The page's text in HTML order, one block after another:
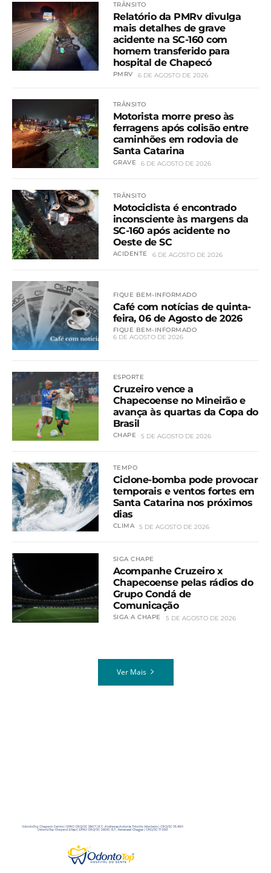
TRÂNSITO
Relatório da PMRv divulga
mais detalhes de grave
acidente na SC-160 com
homem transferido para
hospital de Chapecó
PMRV 6 DE AGOSTO DE 2026
TRÂNSITO
Motorista morre preso às
ferragens após colisão entre
caminhões em rodovia de
Santa Catarina
GRAVE 6 DE AGOSTO DE 2026
TRÂNSITO
Motociclista é encontrado
inconsciente às margens da
SC-160 após acidente no
Oeste de SC
ACIDENTE 6 DE AGOSTO DE 2026
FIQUE BEM-INFORMADO
Café com notícias de quinta-
feira, 06 de Agosto de 2026
FIQUE BEM-INFORMADO
6 DE AGOSTO DE 2026
ESPORTE
Cruzeiro vence a
Chapecoense no Mineirão e
avança às quartas da Copa do
Brasil
CHAPE 5 DE AGOSTO DE 2026
TEMPO
Ciclone-bomba pode provocar
temporais e ventos fortes em
Santa Catarina nos próximos
dias
CLIMA 5 DE AGOSTO DE 2026
SIGA CHAPE
Acompanhe Cruzeiro x
Chapecoense pelas rádios do
Grupo Condá de
Comunicação
SIGA A CHAPE 5 DE AGOSTO DE 2026
Ver Mais